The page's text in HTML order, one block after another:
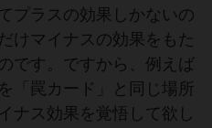
プラスの効果しかないの
けマイナスの効果をもた
です。ですから、例えば
「罠カード」と同じ場所
ナス効果を覚悟して欲し